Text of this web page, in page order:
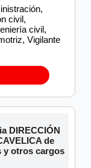
civil,
civil,
Vigilante
DIRECCIÓN
de
y otros cargos